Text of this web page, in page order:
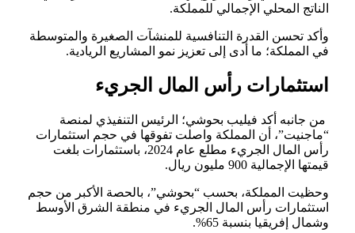
الناتج المحلي الإجمالي للمملكة.‏
وأكد تحسن القدرة التنافسية للمنشآت الصغيرة والمتوسطة
في المملكة؛ ما ‏أدى إلى تعزيز نمو المشاريع الريادية.‏
استثمارات رأس المال الجريء
‏ من جانبه أكد فيليب بحوشي؛ الرئيس التنفيذي لمنصة
“ماجنيت”، أن المملكة ‏واصلت تفوقها في حجم استثمارات
رأس المال الجريء مطلع عام 2024، ‏باستثمارات بلغت
قيمتها الإجمالية 900 مليون ريال.‏
وحظيت المملكة، بحسب “بحوشي”، بالحصة الأكبر من حجم
استثمارات رأس المال ‏الجريء في منطقة الشرق الأوسط
وشمال إفريقيا بنسبة 65%.‏